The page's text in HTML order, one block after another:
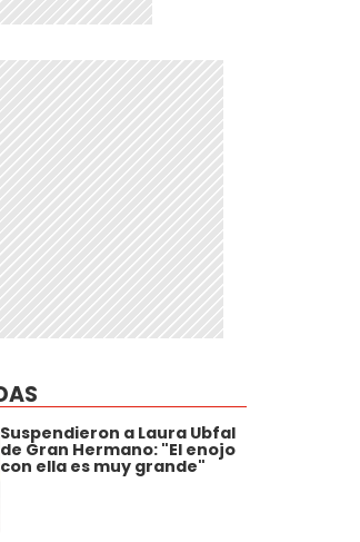
Suspendieron a Laura Ubfal
de Gran Hermano: "El enojo
con ella es muy grande"